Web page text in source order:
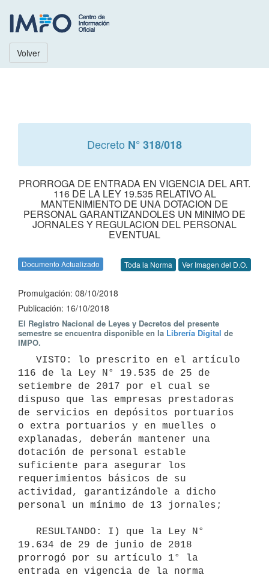
Volver
Decreto N° 318/018
PRORROGA DE ENTRADA EN VIGENCIA DEL ART.
116 DE LA LEY 19.535 RELATIVO AL
MANTENIMIENTO DE UNA DOTACION DE
PERSONAL GARANTIZANDOLES UN MINIMO DE
JORNALES Y REGULACION DEL PERSONAL
EVENTUAL
Documento Actualizado Toda la Norma Ver Imagen del D.O.
Promulgación: 08/10/2018
Publicación: 16/10/2018
El Registro Nacional de Leyes y Decretos del presente
semestre se encuentra disponible en la Librería Digital de
IMPO.
116 de la Ley N° 19.535 de 25 de
setiembre de 2017 por el cual se
dispuso que las empresas prestadoras
de servicios en depósitos portuarios
o extra portuarios y en muelles o
explanadas, deberán mantener una
dotación de personal estable
suficiente para asegurar los
requerimientos básicos de su
actividad, garantizándole a dicho
personal un mínimo de 13 jornales;
19.634 de 29 de junio de 2018
prorrogó por su artículo 1° la
entrada en vigencia de la norma